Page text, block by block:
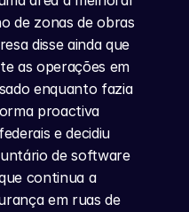
de zonas de obras
disse ainda que
as operações em
enquanto fazia
proactiva
e decidiu
de software
continua a
em ruas de